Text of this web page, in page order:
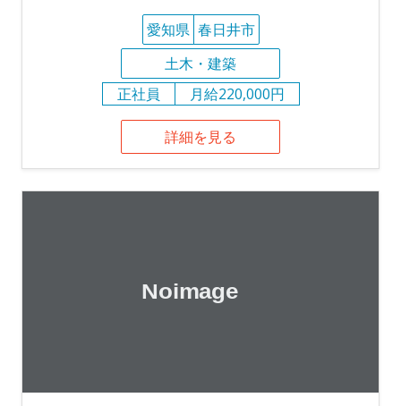
愛知県 春日井市
土木・建築
正社員
月給220,000円
詳細を見る